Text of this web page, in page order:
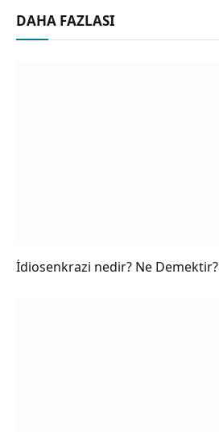
DAHA FAZLASI
İdiosenkrazi nedir? Ne Demektir?